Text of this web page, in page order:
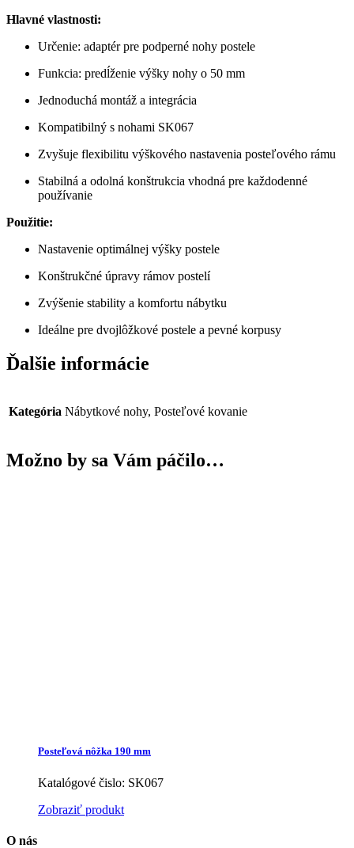
Hlavné vlastnosti:
Určenie: adaptér pre podperné nohy postele
Funkcia: predĺženie výšky nohy o 50 mm
Jednoduchá montáž a integrácia
Kompatibilný s nohami SK067
Zvyšuje flexibilitu výškového nastavenia posteľového rámu
Stabilná a odolná konštrukcia vhodná pre každodenné
používanie
Použitie:
Nastavenie optimálnej výšky postele
Konštrukčné úpravy rámov postelí
Zvýšenie stability a komfortu nábytku
Ideálne pre dvojlôžkové postele a pevné korpusy
Ďalšie informácie
Kategória Nábytkové nohy, Posteľové kovanie
Možno by sa Vám páčilo…
Posteľová nôžka 190 mm
Katalógové čislo: SK067
Zobraziť produkt
O nás